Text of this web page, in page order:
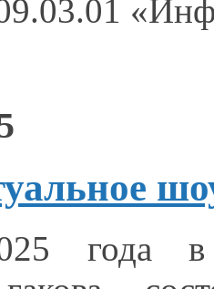
года